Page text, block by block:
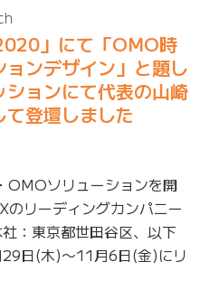
」にて「OMO時
ンデザイン」と題し
ョンにて代表の山崎
登壇しました
OMOソリューションを開
のリーディングカンパニー
：東京都世田谷区、以下
日(木)〜11月6日(金)にリ